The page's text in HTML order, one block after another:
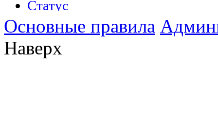
Основные правила
Наверх